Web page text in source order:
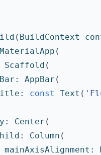
( BuildContext
MaterialApp (
Scaffold (
AppBar (
const Text (
Center (
Column (
mainAxisAlignment: